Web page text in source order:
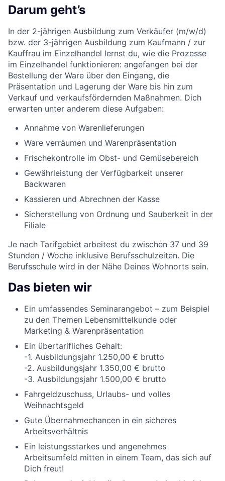
Darum geht’s
In der 2-jährigen Ausbildung zum Verkäufer (m/w/d)
bzw. der 3-jährigen Ausbildung zum Kaufmann / zur
Kauffrau im Einzelhandel lernst du, wie die Prozesse
im Einzelhandel funktionieren: angefangen bei der
Bestellung der Ware über den Eingang, die
Präsentation und Lagerung der Ware bis hin zum
Verkauf und verkaufsfördernden Maßnahmen. Dich
erwarten unter anderem diese Aufgaben:
Annahme von Warenlieferungen
Ware verräumen und Warenpräsentation
Frischekontrolle im Obst- und Gemüsebereich
Gewährleistung der Verfügbarkeit unserer
Backwaren
Kassieren und Abrechnen der Kasse
Sicherstellung von Ordnung und Sauberkeit in der
Filiale
Je nach Tarifgebiet arbeitest du zwischen 37 und 39
Stunden / Woche inklusive Berufsschulzeiten. Die
Berufsschule wird in der Nähe Deines Wohnorts sein.
Das bieten wir
Ein umfassendes Seminarangebot – zum Beispiel
zu den Themen Lebensmittelkunde oder
Marketing & Warenpräsentation
Ein übertarifliches Gehalt:
-1. Ausbildungsjahr 1.250,00 € brutto
-2. Ausbildungsjahr 1.350,00 € brutto
-3. Ausbildungsjahr 1.500,00 € brutto
Fahrgeldzuschuss, Urlaubs- und volles
Weihnachtsgeld
Gute Übernahmechancen in ein sicheres
Arbeitsverhältnis
Ein leistungsstarkes und angenehmes
Arbeitsumfeld mitten in einem Team, das sich auf
Dich freut!